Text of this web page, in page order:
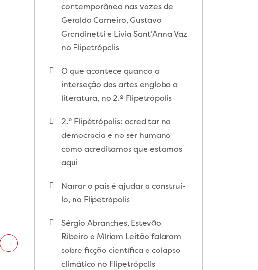
contemporânea nas vozes de
Geraldo Carneiro, Gustavo
Grandinetti e Lívia Sant’Anna Vaz
no Flipetrópolis
O que acontece quando a
interseção das artes engloba a
literatura, no 2.º Flipetrópolis
2.º Flipétrópolis: acreditar na
democracia e no ser humano
como acreditamos que estamos
aqui
Narrar o país é ajudar a construí-
lo, no Flipetrópolis
Sérgio Abranches, Estevão
Ribeiro e Míriam Leitão falaram
sobre ficção científica e colapso
climático no Flipetrópolis